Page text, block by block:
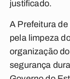
justificado.
A Prefeitura
pela limpeza
organização
segurança